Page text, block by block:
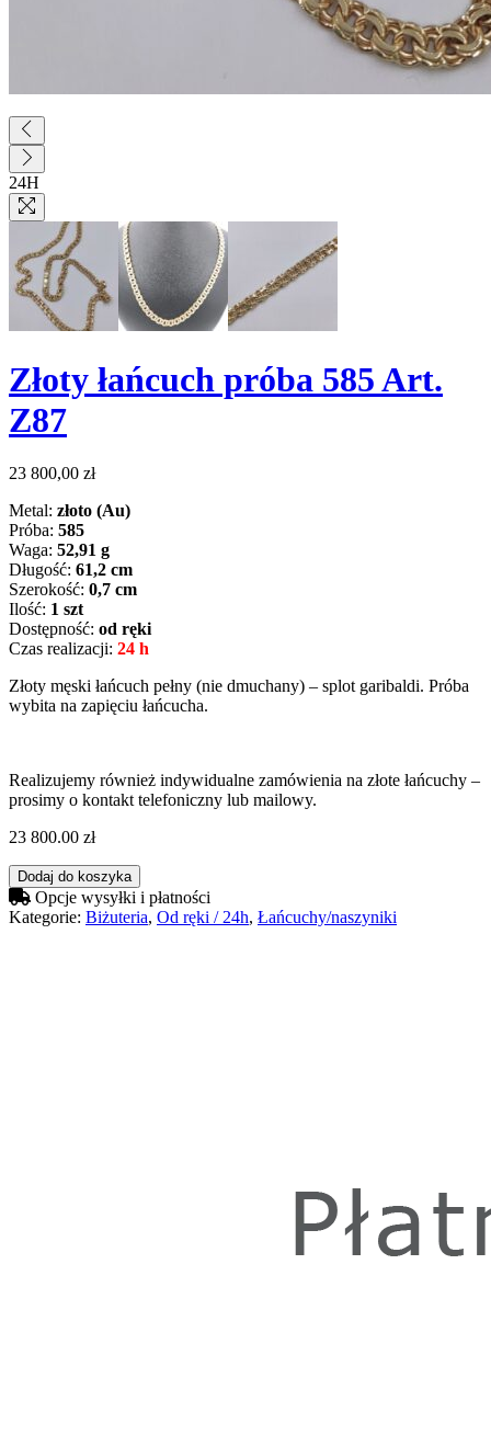
24H
Złoty łańcuch próba 585 Art.
Z87
23 800,00 zł
Metal: złoto (Au)
Próba: 585
Waga: 52,91 g
Długość: 61,2 cm
Szerokość: 0,7 cm
Ilość: 1 szt
Dostępność: od ręki
Czas realizacji: 24 h
Złoty męski łańcuch pełny (nie dmuchany) – splot garibaldi. Próba
wybita na zapięciu łańcucha.
Realizujemy również indywidualne zamówienia na złote łańcuchy –
prosimy o kontakt telefoniczny lub mailowy.
23 800.00 zł
Dodaj do koszyka
Opcje wysyłki i płatności
Kategorie: Biżuteria, Od ręki / 24h, Łańcuchy/naszyniki